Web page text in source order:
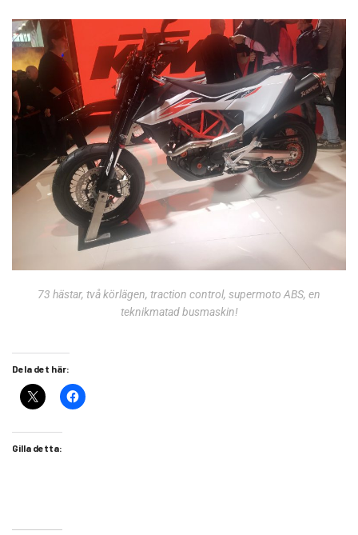
73 hästar, två körlägen, traction control, supermoto ABS, en
teknikmatad busmaskin!
Dela det här:
Gilla detta: